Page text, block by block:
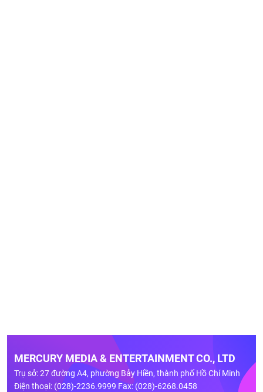
MERCURY MEDIA & ENTERTAINMENT CO., LTD
Trụ sở: 27 đường A4, phường Bảy Hiền, thành phố Hồ Chí Minh
Điện thoại: (028)-2236.9999 Fax: (028)-6268.0458